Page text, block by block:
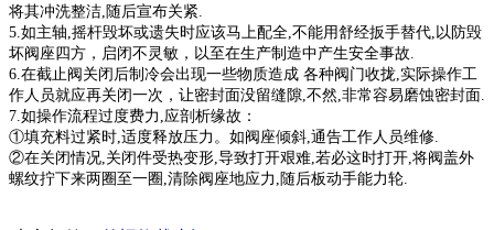
将其冲洗整洁,随后宣布关紧.
5.如主轴,摇杆毁坏或遗失时应该马上配全,不能用舒经扳手替代,以防毁
坏阀座四方，启闭不灵敏，以至在生产制造中产生安全事故.
6.在截止阀关闭后制冷会出现一些物质造成 各种阀门收拢,实际操作工
作人员就应再关闭一次，让密封面没留缝隙,不然,非常容易磨蚀密封面.
7.如操作流程过度费力,应剖析缘故：
①填充料过紧时,适度释放压力。如阀座倾斜,通告工作人员维修.
②在关闭情况,关闭件受热变形,导致打开艰难,若必这时打开,将阀盖外
螺纹拧下来两圈至一圈,清除阀座地应力,随后板动手能力轮.